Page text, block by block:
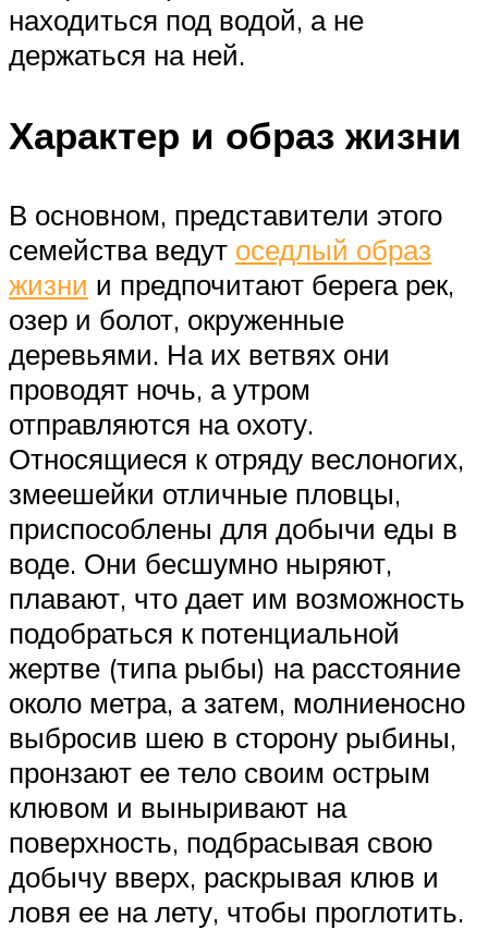
находиться под водой, а не
держаться на ней.
Характер и образ жизни
В основном, представители этого
семейства ведут оседлый образ
жизни и предпочитают берега рек,
озер и болот, окруженные
деревьями. На их ветвях они
проводят ночь, а утром
отправляются на охоту.
Относящиеся к отряду веслоногих,
змеешейки отличные пловцы,
приспособлены для добычи еды в
воде. Они бесшумно ныряют,
плавают, что дает им возможность
подобраться к потенциальной
жертве (типа рыбы) на расстояние
около метра, а затем, молниеносно
выбросив шею в сторону рыбины,
пронзают ее тело своим острым
клювом и выныривают на
поверхность, подбрасывая свою
добычу вверх, раскрывая клюв и
ловя ее на лету, чтобы проглотить.